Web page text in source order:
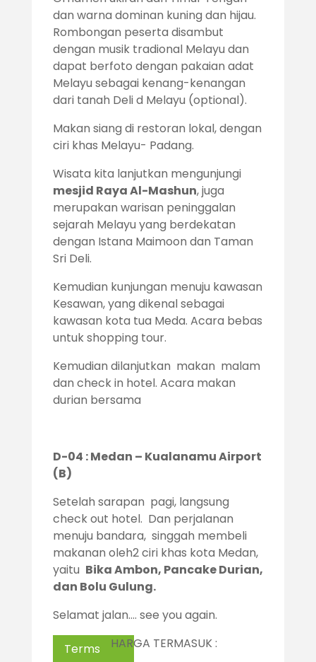
dan warna dominan kuning dan hijau.
Rombongan peserta disambut
dengan musik tradional Melayu dan
dapat berfoto dengan pakaian adat
Melayu sebagai kenang-kenangan
dari tanah Deli d Melayu (optional).
Makan siang di restoran lokal, dengan
ciri khas Melayu- Padang.
Wisata kita lanjutkan mengunjungi
mesjid Raya Al-Mashun, juga
merupakan warisan peninggalan
sejarah Melayu yang berdekatan
dengan Istana Maimoon dan Taman
Sri Deli.
Kemudian kunjungan menuju kawasan
Kesawan, yang dikenal sebagai
kawasan kota tua Meda. Acara bebas
untuk shopping tour.
Kemudian dilanjutkan makan malam
dan check in hotel. Acara makan
durian bersama
D-04 : Medan – Kualanamu Airport
(B)
Setelah sarapan pagi, langsung
check out hotel. Dan perjalanan
menuju bandara, singgah membeli
makanan oleh2 ciri khas kota Medan,
yaitu Bika Ambon, Pancake Durian,
dan Bolu Gulung.
Selamat jalan.... see you again.
Terms
HARGA TERMASUK :